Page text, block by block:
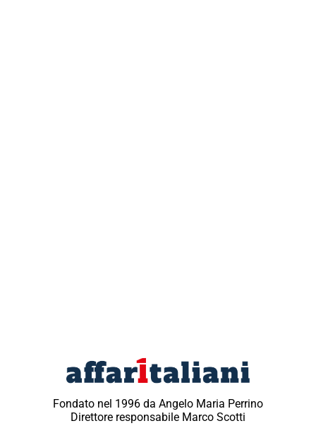
Fondato nel 1996 da Angelo Maria Perrino
Direttore responsabile Marco Scotti